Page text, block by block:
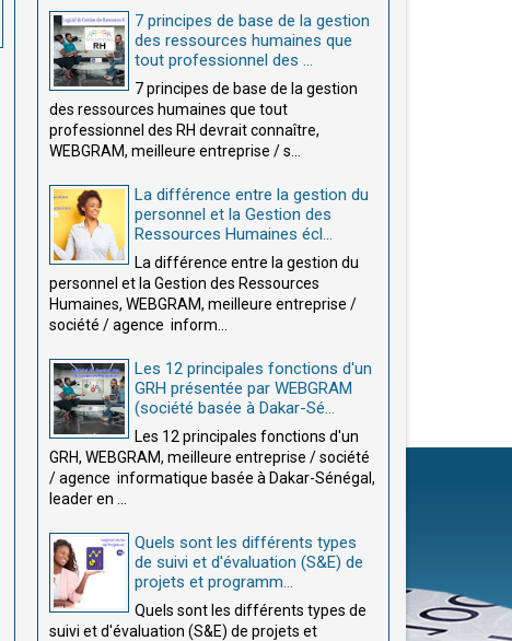
7 principes de base de la gestion
des ressources humaines que
tout professionnel des ...
7 principes de base de la gestion
des ressources humaines que tout
professionnel des RH devrait connaître,
WEBGRAM, meilleure entreprise / s...
La différence entre la gestion du
personnel et la Gestion des
Ressources Humaines écl...
La différence entre la gestion du
personnel et la Gestion des Ressources
Humaines, WEBGRAM, meilleure entreprise /
société / agence inform...
Les 12 principales fonctions d'un
GRH présentée par WEBGRAM
(société basée à Dakar-Sé...
Les 12 principales fonctions d'un
GRH, WEBGRAM, meilleure entreprise / société
/ agence informatique basée à Dakar-Sénégal,
leader en ...
Quels sont les différents types
de suivi et d'évaluation (S&E) de
projets et programm...
Quels sont les différents types de
suivi et d'évaluation (S&E) de projets et